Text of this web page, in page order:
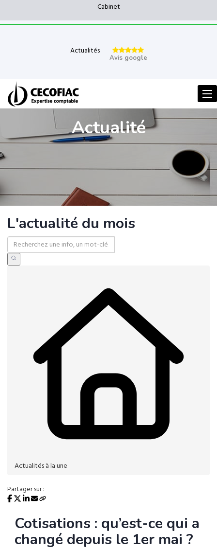
Cabinet
Actualités
Avis google
Actualité
L'actualité du mois
Actualités à la une
Partager sur :
Cotisations : qu’est-ce qui a
changé depuis le 1er mai ?